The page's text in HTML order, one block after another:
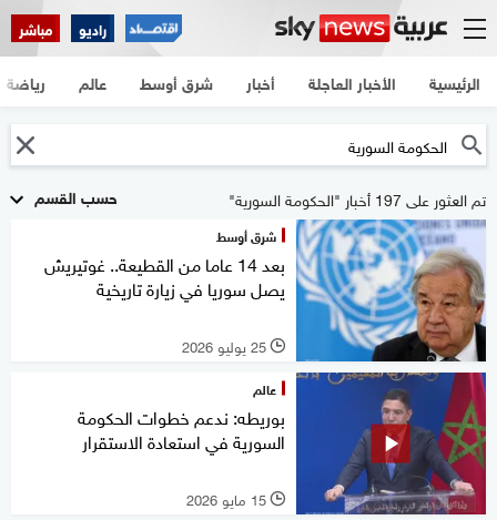
راديو مباشر
الرئيسية الأخبار العاجلة أخبار شرق أوسط عالم رياضة
حسب القسم تم العثور على 197 أخبار "الحكومة السورية"
شرق أوسط
بعد 14 عاما من القطيعة.. غوتيريش
يصل سوريا في زيارة تاريخية
l 25 يوليو 2026
عالم
بوريطه: ندعم خطوات الحكومة
السورية في استعادة الاستقرار
l 15 مايو 2026